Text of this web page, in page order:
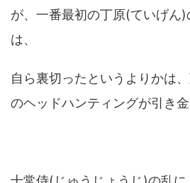
が、一番最初の丁原(ていげん
は、
自ら裏切ったというよりかは
のヘッドハンティングが引き金